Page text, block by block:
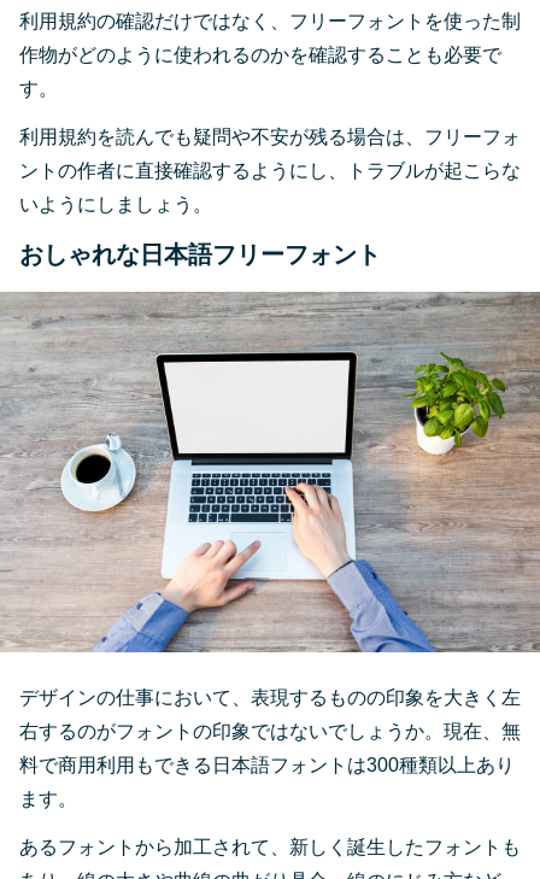
利用規約の確認だけではなく、フリーフォントを使った制
作物がどのように使われるのかを確認することも必要で
す。
利用規約を読んでも疑問や不安が残る場合は、フリーフォ
ントの作者に直接確認するようにし、トラブルが起こらな
いようにしましょう。
おしゃれな日本語フリーフォント
デザインの仕事において、表現するものの印象を大きく左
右するのがフォントの印象ではないでしょうか。現在、無
料で商用利用もできる日本語フォントは300種類以上あり
ます。
あるフォントから加工されて、新しく誕生したフォントも